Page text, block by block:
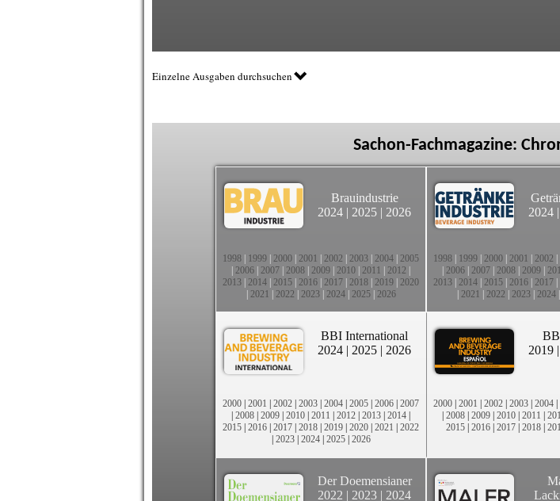
Einzelne Ausgaben durchsuchen
Sachon-Fachmagazine:
Brauindustrie
2024 | 2025 | 2026
1998 1999 2000 2001 2002 2003 2004 2005
2006 2007 2008 2009 2010 2011 2012
2013 2014 2015 2016 2017 2018 2019 2020
2021 2022 2023| 2024| 2025| 2026
2024 |
1998 1999 2000 2001 2002
2006 2007 2008 2009
2013 2014 2015 2016 2017
2021 2022 2023| 2024|
BBI International
2024 | 2025 | 2026
2000 | 2001 | 2002 | 2003 | 2004 | 2005 | 2006 | 2007
| 2008 | 2009 | 2010 | 2011 | 2012 | 2013 | 2014 |
2015 | 2016 | 2017 | 2018 | 2019 | 2020 | 2021 | 2022
| 2023| 2024| 2025| 2026
2019 |
2000 | 2001 | 2002 | 2003 | 2004 |
| 2008 | 2009 | 2010 | 2011 |
2015 | 2016 | 2017 | 2018 |
Der Doemensianer
2022 | 2023 | 2024